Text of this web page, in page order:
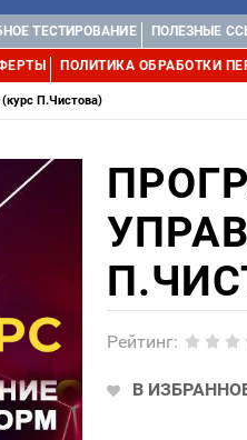
ШКОЛЬНЫХ
WEB, JAVA И
ТЕСТИРОВАНИЕ ПОЛЕЗНЫЕ
ПОЛИТИКА ОБРАБОТКИ
П.Чистова)
Рейтинг:
В